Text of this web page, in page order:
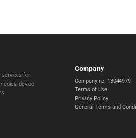
services for
device
Company
Company no. 13044979
Terms of Use
Privacy Policy
General Terms and